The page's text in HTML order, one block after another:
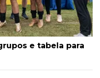
e tabela para